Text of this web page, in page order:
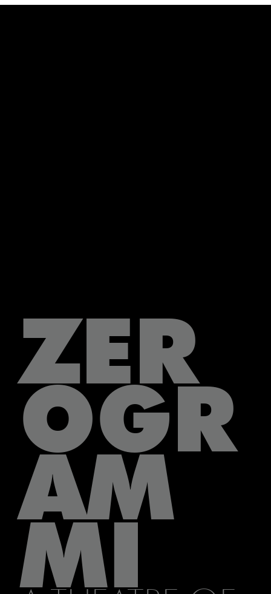
ZER
OGR
AM
MI